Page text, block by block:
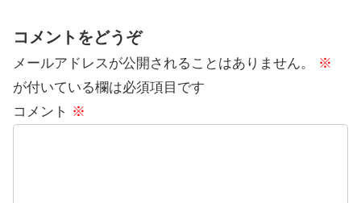
コメントをどうぞ
メールアドレスが公開されることはありません。
※
が付いている欄は必須項目です
コメント ※